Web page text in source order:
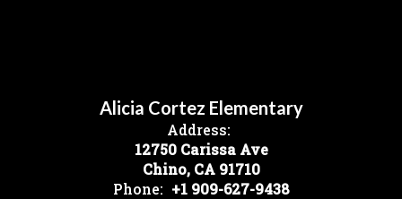
Alicia Cortez Elementary
Address:
12750 Carissa Ave
Chino, CA 91710
Phone: +1 909-627-9438